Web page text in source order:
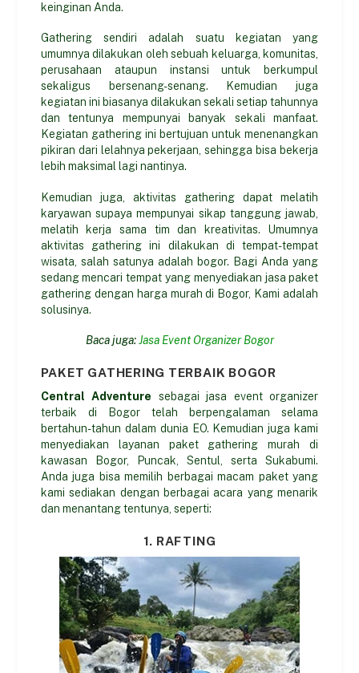
keinginan Anda.
Gathering sendiri adalah suatu kegiatan yang
umumnya dilakukan oleh sebuah keluarga, komunitas,
perusahaan ataupun instansi untuk berkumpul
sekaligus bersenang-senang. Kemudian juga
kegiatan ini biasanya dilakukan sekali setiap tahunnya
dan tentunya mempunyai banyak sekali manfaat.
Kegiatan gathering ini bertujuan untuk menenangkan
pikiran dari lelahnya pekerjaan, sehingga bisa bekerja
lebih maksimal lagi nantinya.
Kemudian juga, aktivitas gathering dapat melatih
karyawan supaya mempunyai sikap tanggung jawab,
melatih kerja sama tim dan kreativitas. Umumnya
aktivitas gathering ini dilakukan di tempat-tempat
wisata, salah satunya adalah bogor. Bagi Anda yang
sedang mencari tempat yang menyediakan jasa paket
gathering dengan harga murah di Bogor, Kami adalah
solusinya.
Baca juga:Jasa Event Organizer Bogor
PAKET GATHERING TERBAIK BOGOR
Central Adventure sebagai jasa event organizer
terbaik di Bogor telah berpengalaman selama
bertahun-tahun dalam dunia EO. Kemudian juga kami
menyediakan layanan paket gathering murah di
kawasan Bogor, Puncak, Sentul, serta Sukabumi.
Anda juga bisa memilih berbagai macam paket yang
kami sediakan dengan berbagai acara yang menarik
dan menantang tentunya, seperti:
1. RAFTING